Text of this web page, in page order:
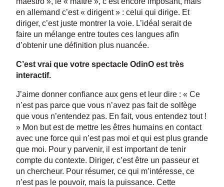
en allemand c’est « dirigent » : celui qui dirige. Et
diriger, c’est juste montrer la voie. L’idéal serait de
faire un mélange entre toutes ces langues afin
d’obtenir une définition plus nuancée.
C’est vrai que votre spectacle OdinO est très
interactif.
J’aime donner confiance aux gens et leur dire : « Ce
n’est pas parce que vous n’avez pas fait de solfège
que vous n’entendez pas. En fait, vous entendez tout !
» Mon but est de mettre les êtres humains en contact
avec une force qui n’est pas moi et qui est plus grande
que moi. Pour y parvenir, il est important de tenir
compte du contexte. Diriger, c’est être un passeur et
un chercheur. Pour résumer, ce qui m’intéresse, ce
n’est pas le pouvoir, mais la puissance. Cette